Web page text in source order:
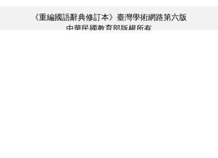
《重編國語辭典修訂本》臺灣學術網路第六版
中華民國教育部版權所有